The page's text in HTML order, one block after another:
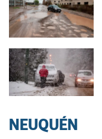
NEUQUÉN